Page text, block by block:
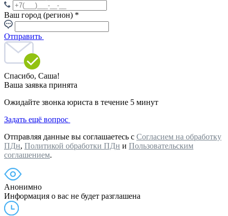
Ваш город (регион) *
Отправить
Спасибо, Саша!
Ваша заявка принята
Ожидайте звонка юриста в течение 5 минут
Задать ещё вопрос
Отправляя данные вы соглашаетесь с Согласием на обработку
ПДн, Политикой обработки ПДн и Пользовательским
соглашением.
Анонимно
Информация о вас не будет разглашена